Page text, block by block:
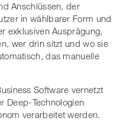
Anschlüssen, der
in wählbarer Form und
exklusiven Ausprägung,
wer drin sitzt und wo sie
das manuelle
Software vernetzt
Deep-Technologien
verarbeitet werden.